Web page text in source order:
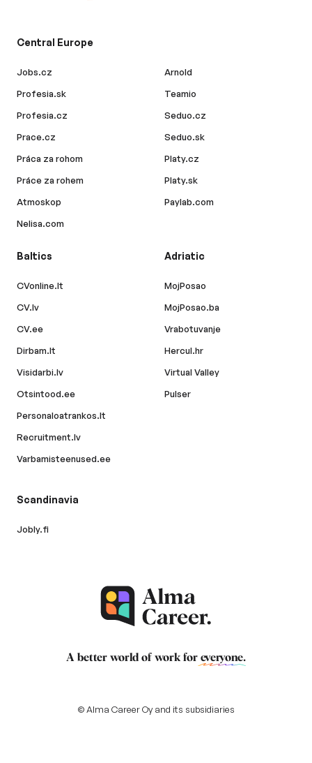
Central Europe
Jobs.cz
Profesia.sk
Profesia.cz
Prace.cz
Práca za rohom
Práce za rohem
Atmoskop
Nelisa.com
Arnold
Teamio
Seduo.cz
Seduo.sk
Platy.cz
Platy.sk
Paylab.com
Baltics
CVonline.lt
CV.lv
CV.ee
Dirbam.lt
Visidarbi.lv
Otsintood.ee
Personaloatrankos.lt
Recruitment.lv
Varbamisteenused.ee
Adriatic
MojPosao
MojPosao.ba
Vrabotuvanje
Hercul.hr
Virtual Valley
Pulser
Scandinavia
Jobly.fi
A better world of work for everyone.
© Alma Career Oy and its subsidiaries